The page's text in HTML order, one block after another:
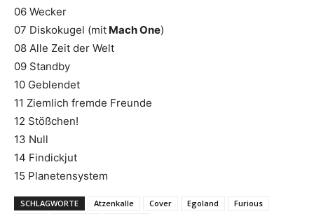
06 Wecker
07 Diskokugel (mit Mach One)
08 Alle Zeit der Welt
09 Standby
10 Geblendet
11 Ziemlich fremde Freunde
12 Stößchen!
13 Null
14 Findickjut
15 Planetensystem
SCHLAGWORTE Atzenkalle Cover Egoland
Furious